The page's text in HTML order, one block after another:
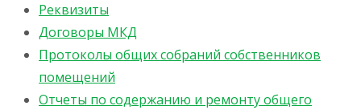
Реквизиты
Договоры МКД
Протоколы общих собраний собственников
помещений
Отчеты по содержанию и ремонту общего